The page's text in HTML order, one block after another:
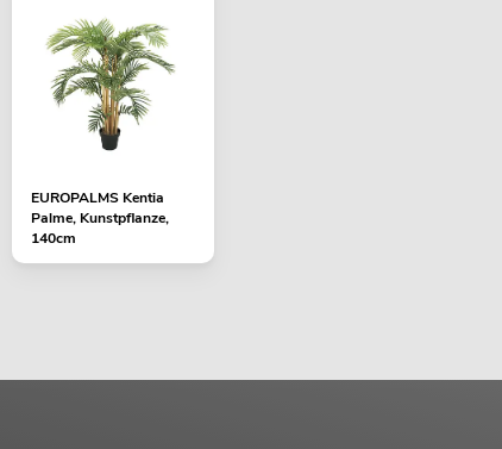
EUROPALMS Kentia
Palme, Kunstpflanze,
140cm